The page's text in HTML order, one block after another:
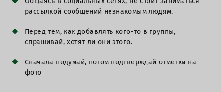
рассылкой сообщений незнакомым людям.
Перед тем, как добавлять кого-то в группы,
спрашивай, хотят ли они этого.
Сначала подумай, потом подтверждай отметки на
фото